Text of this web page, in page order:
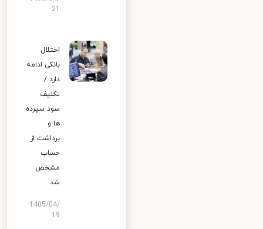
اختلال
بانکی ادامه
دارد /
تکلیف
سود سپرده
ها و
برداشت از
حساب
مشخص
شد
1405/04/
19